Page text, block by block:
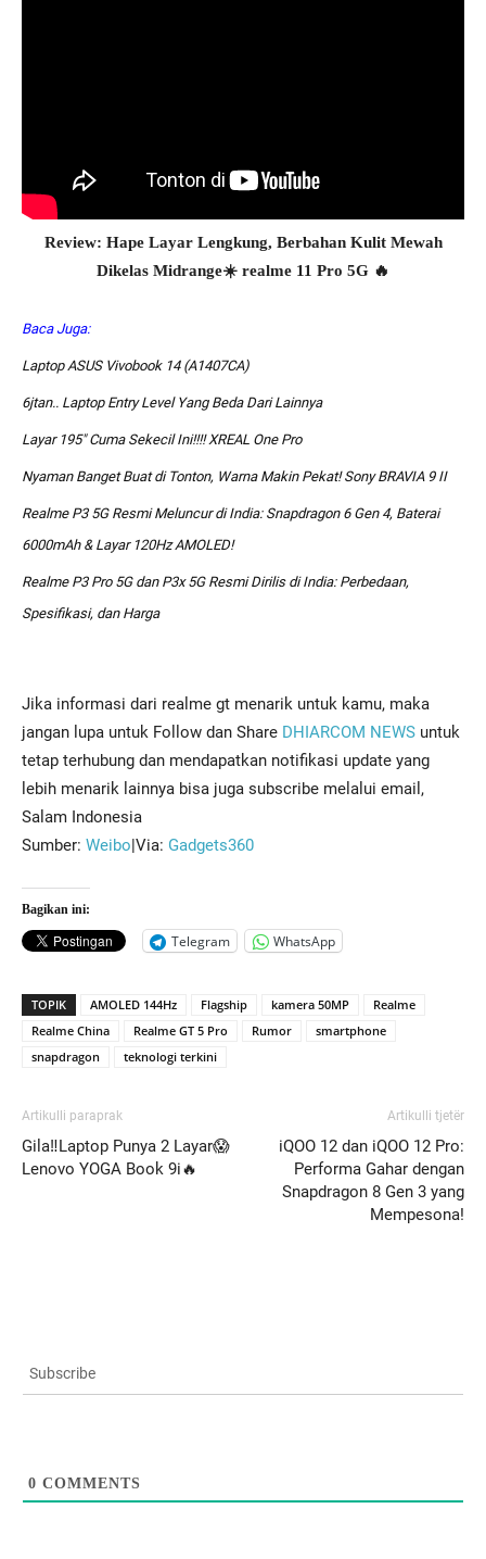
Review: Hape Layar Lengkung, Berbahan Kulit Mewah
Dikelas Midrange☀️ realme 11 Pro 5G 🔥
Baca Juga:
Laptop ASUS Vivobook 14 (A1407CA)
6jtan.. Laptop Entry Level Yang Beda Dari Lainnya
Layar 195″ Cuma Sekecil Ini!!!! XREAL One Pro
Nyaman Banget Buat di Tonton, Warna Makin Pekat! Sony BRAVIA 9 II
Realme P3 5G Resmi Meluncur di India: Snapdragon 6 Gen 4, Baterai
6000mAh & Layar 120Hz AMOLED!
Realme P3 Pro 5G dan P3x 5G Resmi Dirilis di India: Perbedaan,
Spesifikasi, dan Harga
Jika informasi dari realme gt menarik untuk kamu, maka
jangan lupa untuk Follow dan Share DHIARCOM NEWS untuk
tetap terhubung dan mendapatkan notifikasi update yang
lebih menarik lainnya bisa juga subscribe melalui email,
Salam Indonesia
Sumber: Weibo|Via: Gadgets360
Bagikan ini:
Telegram WhatsApp
TOPIK AMOLED 144Hz Flagship kamera 50MP
Realme
Realme China
Realme GT 5 Pro Rumor
smartphone
snapdragon
teknologi terkini
Artikulli paraprak
Gila‼️Laptop Punya 2 Layar😱
Lenovo YOGA Book 9i🔥
Artikulli tjetër
iQOO 12 dan iQOO 12 Pro:
Performa Gahar dengan
Snapdragon 8 Gen 3 yang
Mempesona!
Subscribe
0 COMMENTS